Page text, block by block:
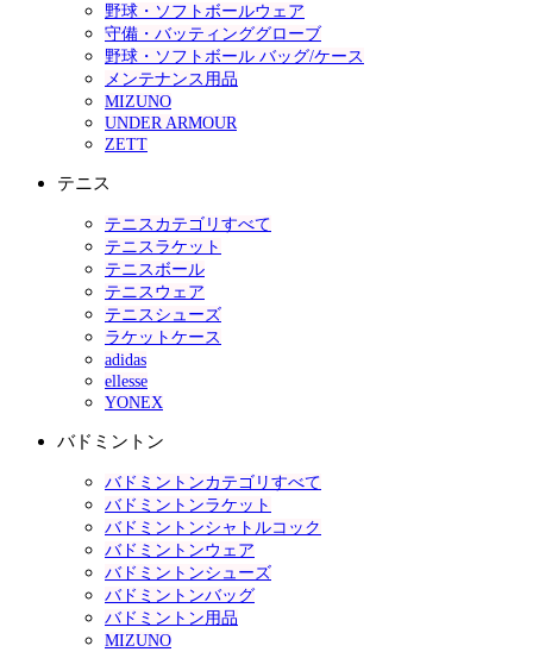
野球・ソフトボールウェア
守備・バッティンググローブ
野球・ソフトボール バッグ/ケース
メンテナンス用品
MIZUNO
UNDER ARMOUR
ZETT
テニス
テニスカテゴリすべて
テニスラケット
テニスボール
テニスウェア
テニスシューズ
ラケットケース
adidas
ellesse
YONEX
バドミントン
バドミントンカテゴリすべて
バドミントンラケット
バドミントンシャトルコック
バドミントンウェア
バドミントンシューズ
バドミントンバッグ
バドミントン用品
MIZUNO